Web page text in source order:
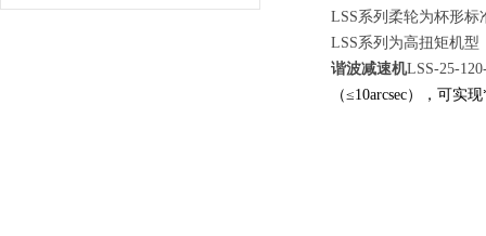
LSS系列柔轮为杯形
LSS系列为高扭矩机
谐波减速机LSS-25-
（≤10arcsec），可